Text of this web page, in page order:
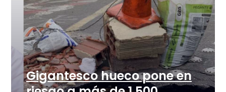
Gigantesco hueco pone en